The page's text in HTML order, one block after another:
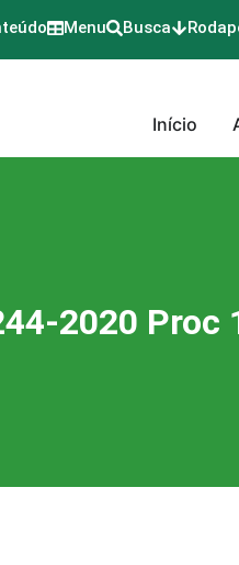
Menu Busca
Início
2020